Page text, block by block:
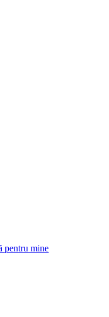
pentru mine